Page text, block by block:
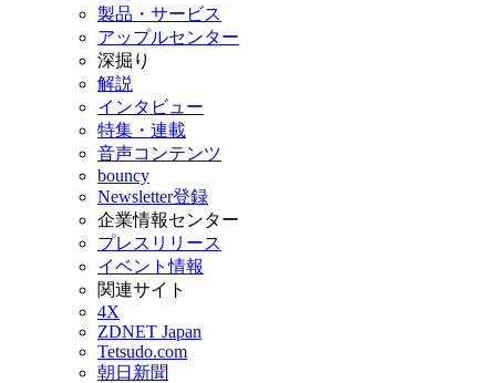
製品・サービス
アップルセンター
深掘り
解説
インタビュー
特集・連載
音声コンテンツ
bouncy
Newsletter登録
企業情報センター
プレスリリース
イベント情報
関連サイト
4X
ZDNET Japan
Tetsudo.com
朝日新聞